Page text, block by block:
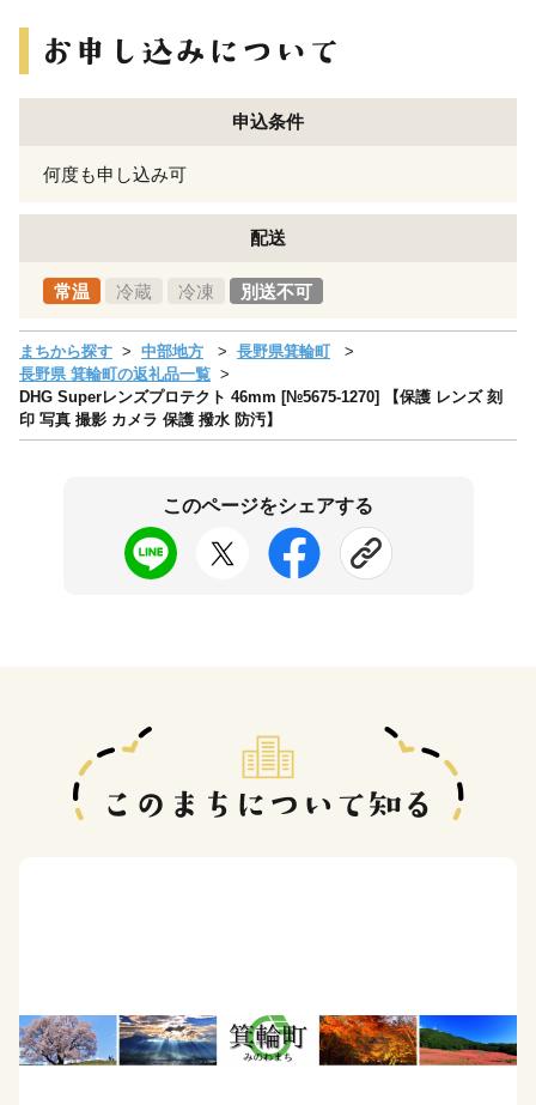
申込条件
何度も申し込み可
配送
常温 冷蔵 冷凍 別送不可
まちから探す 中部地方
長野県箕輪町
長野県 箕輪町の返礼品一覧
DHG Superレンズプロテクト 46mm [№5675-1270] 【保護 レンズ 刻
印 写真 撮影 カメラ 保護 撥水 防汚】
このページをシェアする